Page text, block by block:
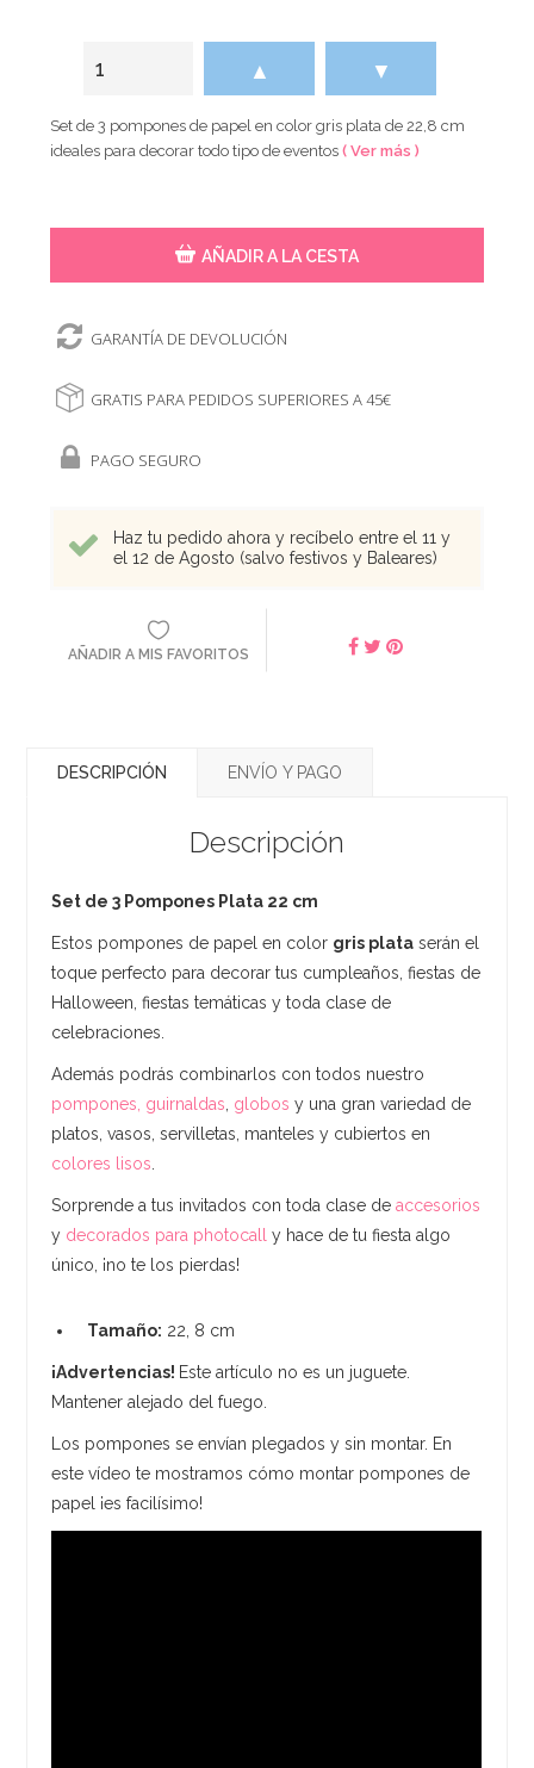
▲ ▼
Set de 3 pompones de papel en color gris plata de 22,8 cm
ideales para decorar todo tipo de eventos( Ver más )
AÑADIR A LA CESTA
GARANTÍA DE DEVOLUCIÓN
GRATIS PARA PEDIDOS SUPERIORES A 45€
PAGO SEGURO
Haz tu pedido ahora y recíbelo entre el 11 y
el 12 de Agosto (salvo festivos y Baleares)
AÑADIR A MIS FAVORITOS
DESCRIPCIÓN ENVÍO Y PAGO
Descripción
Set de 3 Pompones Plata 22 cm
Estos pompones de papel en color gris plata serán el
toque perfecto para decorar tus cumpleaños, fiestas de
Halloween, fiestas temáticas y toda clase de
celebraciones.
Además podrás combinarlos con todos nuestro
pompones, guirnaldas globos y una gran variedad de
platos, vasos, servilletas, manteles y cubiertos en
colores lisos
Sorprende a tus invitados con toda clase deaccesorios
y decorados para photocall
y hace de tu fiesta algo
único, ¡no te los pierdas!
Tamaño: 22, 8 cm
¡Advertencias! Este artículo no es un juguete.
Mantener alejado del fuego.
Los pompones se envían plegados y sin montar. En
este vídeo te mostramos cómo montar pompones de
papel ¡es facilísimo!